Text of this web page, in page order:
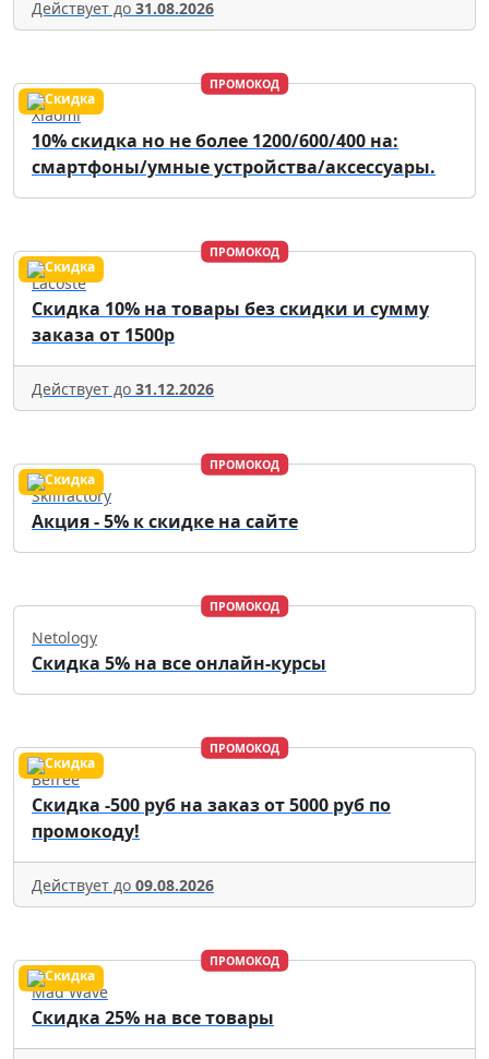
Действует до 31.08.2026
ПРОМОКОД
Xiaomi
10% скидка но не более 1200/600/400 на:
смартфоны/умные устройства/аксессуары.
ПРОМОКОД
Lacoste
Скидка 10% на товары без скидки и сумму
заказа от 1500р
Действует до 31.12.2026
ПРОМОКОД
Skillfactory
Акция - 5% к скидке на сайте
ПРОМОКОД
Netology
Скидка 5% на все онлайн-курсы
ПРОМОКОД
Befree
Скидка -500 руб на заказ от 5000 руб по
промокоду!
Действует до 09.08.2026
ПРОМОКОД
Mad Wave
Скидка 25% на все товары